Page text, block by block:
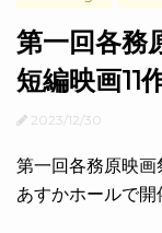
第一回各務
短編映画11
2023/12/30
第一回各務原映
あすかホールで開